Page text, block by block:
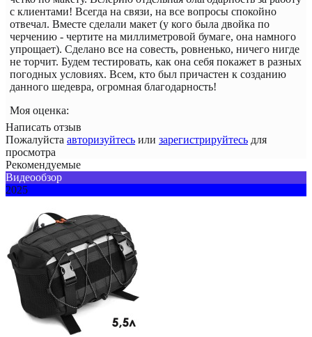
с клиентами! Всегда на связи, на все вопросы спокойно
отвечал. Вместе сделали макет (у кого была двойка по
черчению - чертите на миллиметровой бумаге, она намного
упрощает). Сделано все на совесть, ровненько, ничего нигде
не торчит. Будем тестировать, как она себя покажет в разных
погодных условиях. Всем, кто был причастен к созданию
данного шедевра, огромная благодарность!
Моя оценка:
Написать отзыв
Пожалуйста авторизуйтесь или зарегистрируйтесь для
просмотра
Рекомендуемые
Видеообзор
2025